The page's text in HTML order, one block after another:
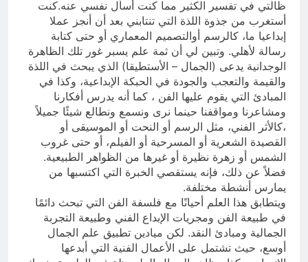
ظالتي في تفسير الكثير مما كنت أسأل نفسي عنه.كنت
أستغرب من جذوة اللذة التي تنتابني بعد أن أنجز عملا
إبداعيا ما، كالرسم أوالتصميم المعماري أو حتى كتابة
رسالة لأهلي. وتبين لي أن ثمة علم يسبر غور تلك الظاهرة
الوجدانية يدعى (الجمال – الأستطيقا) الذي يبحث في اللذة
والقيمة والتعجب والجودة في الحبكة الإبداعية، وكذا في
المبادئ التي يقوم عليها الفن ، كما أنه يدرس أفكارنا
ومشاعرنا ومواقفنا حينما نرى ونسمع ونطالع شيئًا جميلاً
،كالأثر الفني، مثل الرسم أو النحت أو الموسيقى أو
القصيدة الشعرية أو المسرحية أو الفيلم، أو حتى غروب
الشمس أو زهرة نظيرة أو غيرها من الظواهر الطبيعية.
فضلاً عن ذلك، فإنه يستقصي الخبرة التي اكتسبها من
يمارس أنشطة مختلفة.
ويتطابق هذا العلم أحيانًا مع فلسفة الفن التي تبحث دائمًا
في طبيعة الفن ومجريات الإبداع الفني وطبيعة التجربة
الجمالية ومبادئ النقد. لكن ميادين تطبيق علم الجمال
أوسع، حيث تشتمل على الأعمال الفنية التي أبدعها